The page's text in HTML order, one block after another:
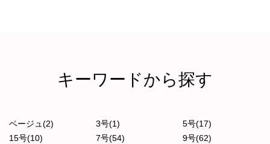
キーワードから探す
ベージュ(2) 3号(1)
5号(17)
15号(10)
7号(54)
9号(62)